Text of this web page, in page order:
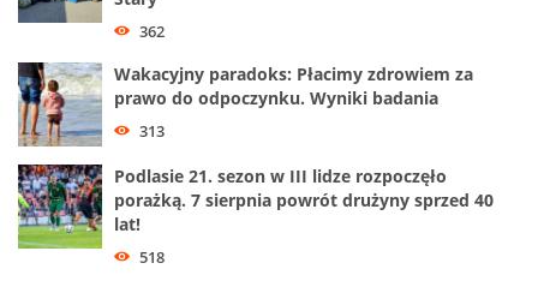
362
Wakacyjny paradoks: Płacimy zdrowiem za
prawo do odpoczynku. Wyniki badania
313
Podlasie 21. sezon w III lidze rozpoczęło
porażką. 7 sierpnia powrót drużyny sprzed 40
lat!
518